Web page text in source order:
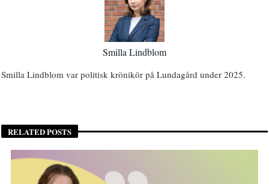
Smilla Lindblom
Smilla Lindblom var politisk krönikör på Lundagård under 2025.
RELATED POSTS